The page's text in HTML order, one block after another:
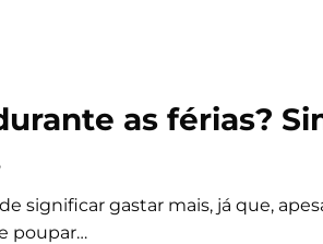
as férias?
significar gastar mais, já que,
poupar…